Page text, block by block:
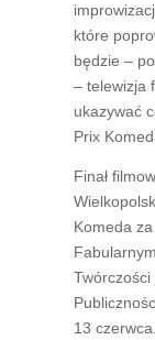
które
będzie –
– telewizja
ukazywać
Prix
Finał
Komeda
13 czerwca.